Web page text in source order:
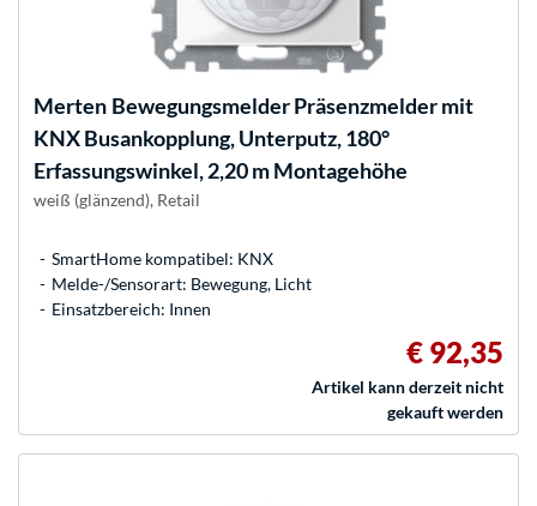
Merten Bewegungsmelder Präsenzmelder mit
KNX Busankopplung, Unterputz, 180°
Erfassungswinkel, 2,20 m Montagehöhe
weiß (glänzend), Retail
SmartHome kompatibel: KNX
Melde-/Sensorart: Bewegung, Licht
Einsatzbereich: Innen
€ 92,35
Artikel kann derzeit nicht
gekauft werden